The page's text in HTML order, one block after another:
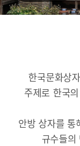
한국문화상
주제로 한국
안방 상자를 통
규수들의